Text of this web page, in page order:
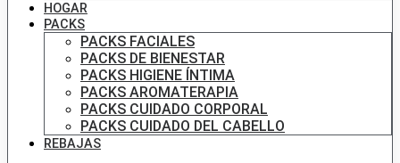
HOGAR
PACKS
PACKS FACIALES
PACKS DE BIENESTAR
PACKS HIGIENE ÍNTIMA
PACKS AROMATERAPIA
PACKS CUIDADO CORPORAL
PACKS CUIDADO DEL CABELLO
REBAJAS